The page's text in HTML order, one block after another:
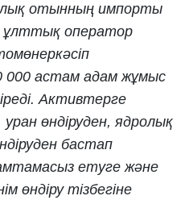
отынның импорты
оператор
000 астам адам жұмыс
Активтерге
өндіруден, ядролық
бастап
етуге және
өндіру тізбегіне